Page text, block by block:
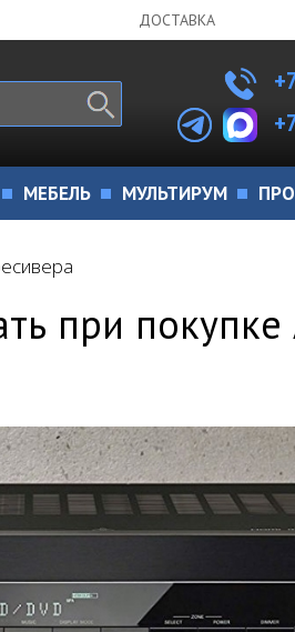
ДОСТАВКА
МЕБЕЛЬ МУЛЬТИРУМ
при покупке